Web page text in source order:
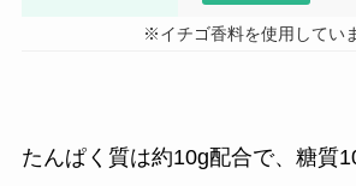
※イチゴ香料を使用してい
たんぱく質は約10g配合で、糖質